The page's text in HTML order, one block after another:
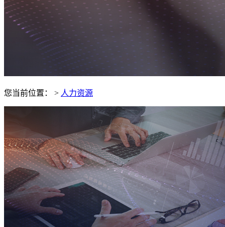
您当前位置： > 人力资源